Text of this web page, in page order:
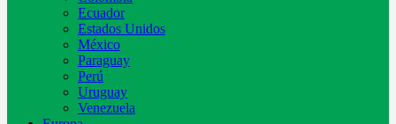
Ecuador
Estados Unidos
México
Paraguay
Perú
Uruguay
Venezuela